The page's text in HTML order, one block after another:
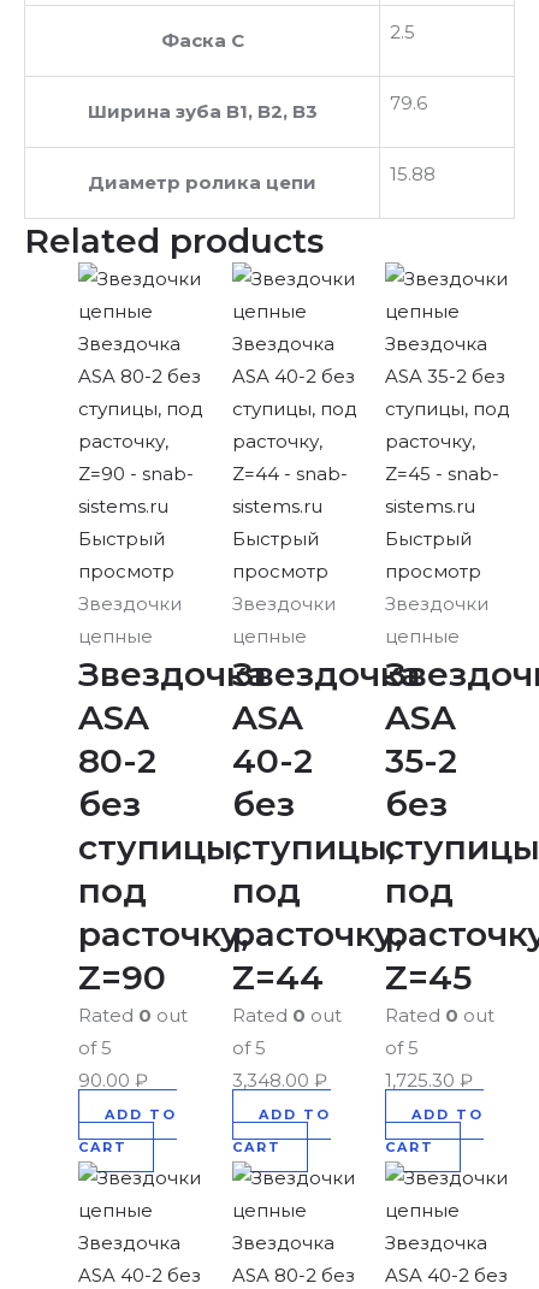
Фаска C 2.5
Ширина зуба В1, В2, В3 79.6
Диаметр ролика цепи 15.88
Related products
Быстрый
просмотр
Звездочки
цепные
Звездочка
ASA
80-2
без
ступицы,
под
расточку,
Z=90
Rated 0 out
of 5
90.00 ₽
ADD TO
CART
Быстрый
просмотр
Звездочки
цепные
Звездочка
ASA
40-2
без
ступицы,
под
расточку,
Z=44
Rated 0 out
of 5
3,348.00 ₽
ADD TO
CART
Быстрый
просмотр
Звездочки
цепные
ASA
35-2
без
под
Z=45
Rated 0 out
of 5
1,725.30₽
ADD TO
CART